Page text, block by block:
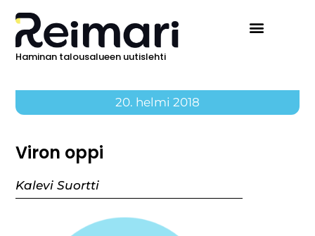
Haminan talousalueen uutislehti
20. helmi 2018
Viron oppi
Kalevi Suortti